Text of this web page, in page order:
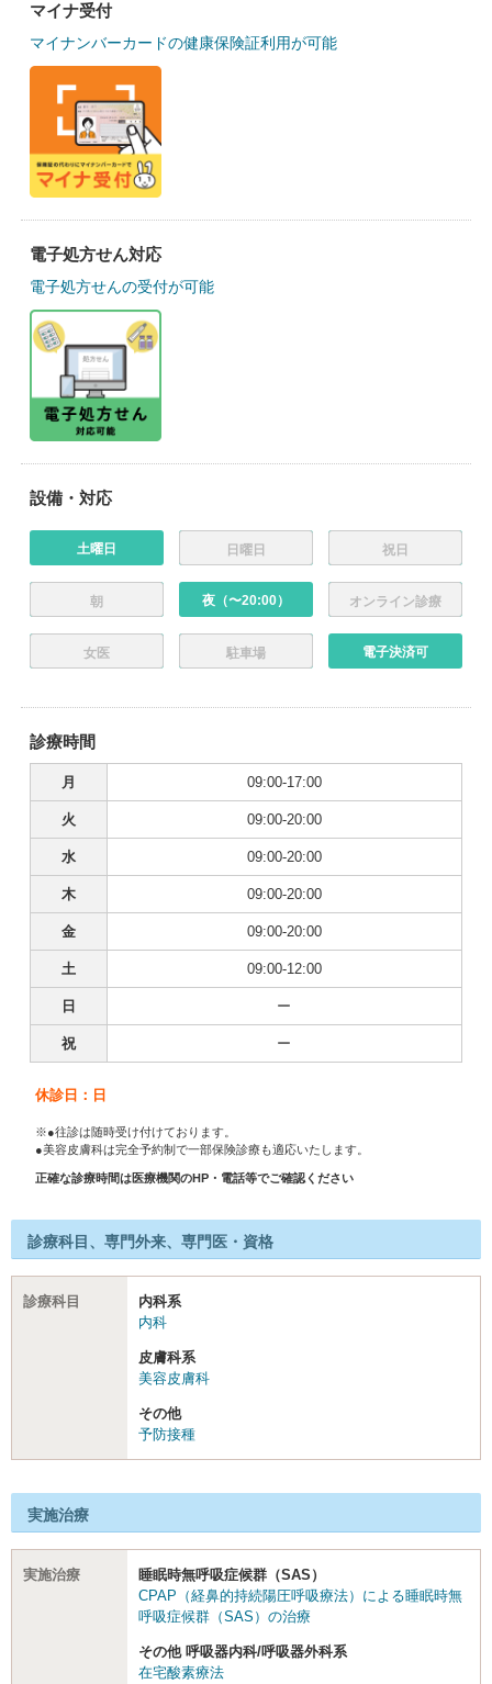
マイナ受付
マイナンバーカードの健康保険証利用が可能
電子処方せん対応
電子処方せんの受付が可能
設備・対応
土曜日 日曜日 祝日
朝 夜（〜20:00） オンライン診療
女医 駐車場 電子決済可
診療時間
月 09:00-17:00
火 09:00-20:00
水 09:00-20:00
木 09:00-20:00
金 09:00-20:00
土 09:00-12:00
日 ー
祝 ー
休診日：日
※●往診は随時受け付けております。
●美容皮膚科は完全予約制で一部保険診療も適応いたします。
正確な診療時間は医療機関のHP・電話等でご確認ください
診療科目、専門外来、専門医・資格
診療科目
内科系
内科
皮膚科系
美容皮膚科
その他
予防接種
実施治療
実施治療
睡眠時無呼吸症候群（SAS）
CPAP（経鼻的持続陽圧呼吸療法）による睡眠時無
呼吸症候群（SAS）の治療
その他 呼吸器内科/呼吸器外科系
在宅酸素療法